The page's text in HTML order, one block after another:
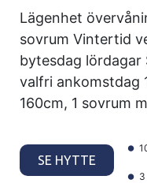
Lägenhet
sovrum Vintertid
bytesdag
valfri ankomstdag
160cm, 1 sovrum
SE HYTTE